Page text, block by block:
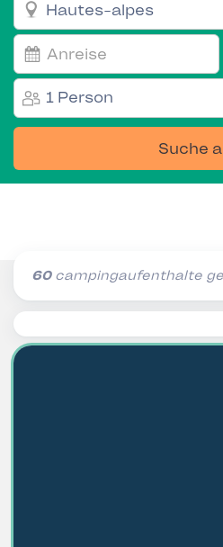
1 Person
Suche
60campingaufenthalte